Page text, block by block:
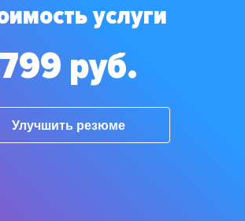
услуги
799 руб.
Улучшить резюме